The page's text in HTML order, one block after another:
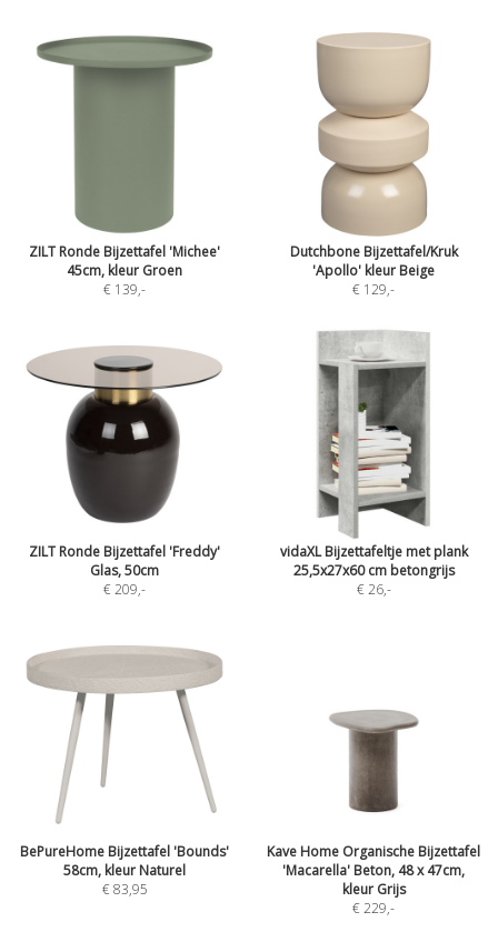
ZILT Ronde Bijzettafel 'Michee'
45cm, kleur Groen
€ 139,-
Dutchbone Bijzettafel/Kruk
'Apollo' kleur Beige
€ 129,-
ZILT Ronde Bijzettafel 'Freddy'
Glas, 50cm
€ 209,-
vidaXL Bijzettafeltje met plank
25,5x27x60 cm betongrijs
€ 26,-
BePureHome Bijzettafel 'Bounds'
58cm, kleur Naturel
€ 83,95
Kave Home Organische Bijzettafel
'Macarella' Beton, 48 x 47cm,
kleur Grijs
€ 229,-